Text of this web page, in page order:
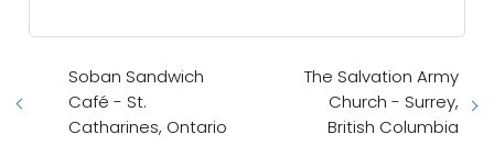
Soban Sandwich
Café - St.
Catharines, Ontario
The Salvation Army
Church - Surrey,
British Columbia